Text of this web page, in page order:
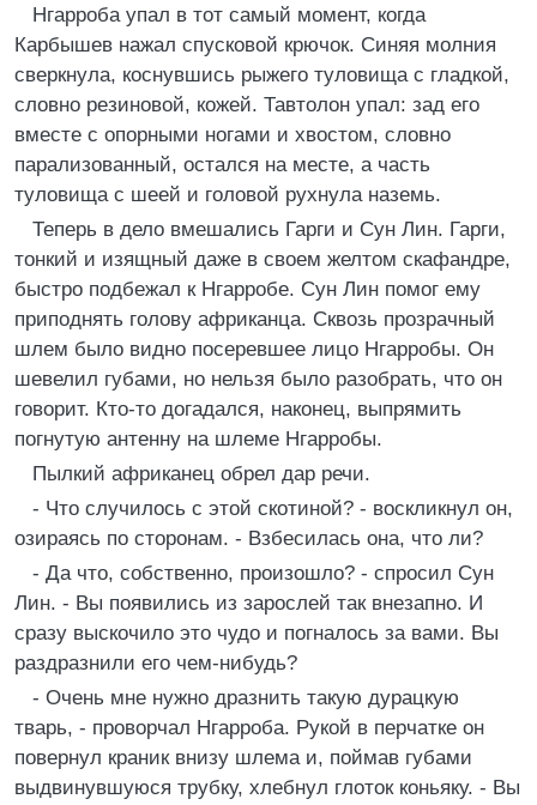
Нгарроба упал в тот самый момент, когда
Карбышев нажал спусковой крючок. Синяя молния
сверкнула, коснувшись рыжего туловища с гладкой,
словно резиновой, кожей. Тавтолон упал: зад его
вместе с опорными ногами и хвостом, словно
парализованный, остался на месте, а часть
туловища с шеей и головой рухнула наземь.
Теперь в дело вмешались Гарги и Сун Лин. Гарги,
тонкий и изящный даже в своем желтом скафандре,
быстро подбежал к Нгарробе. Сун Лин помог ему
приподнять голову африканца. Сквозь прозрачный
шлем было видно посеревшее лицо Нгарробы. Он
шевелил губами, но нельзя было разобрать, что он
говорит. Кто-то догадался, наконец, выпрямить
погнутую антенну на шлеме Нгарробы.
Пылкий африканец обрел дар речи.
- Что случилось с этой скотиной? - воскликнул он,
озираясь по сторонам. - Взбесилась она, что ли?
- Да что, собственно, произошло? - спросил Сун
Лин. - Вы появились из зарослей так внезапно. И
сразу выскочило это чудо и погналось за вами. Вы
раздразнили его чем-нибудь?
- Очень мне нужно дразнить такую дурацкую
тварь, - проворчал Нгарроба. Рукой в перчатке он
повернул краник внизу шлема и, поймав губами
выдвинувшуюся трубку, хлебнул глоток коньяку. - Вы